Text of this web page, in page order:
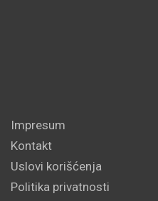
Impresum
Kontakt
Uslovi korišćenja
Politika privatnosti